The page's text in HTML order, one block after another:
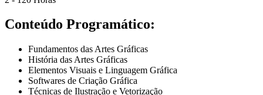
Conteúdo Programático:
Fundamentos das Artes Gráficas
História das Artes Gráficas
Elementos Visuais e Linguagem Gráfica
Softwares de Criação Gráfica
Técnicas de Ilustração e Vetorização